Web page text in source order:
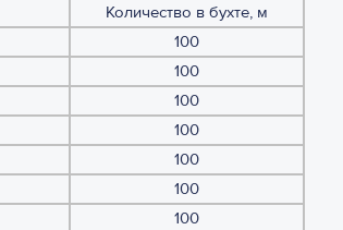
Количество в бухте, м
100
100
100
100
100
100
100